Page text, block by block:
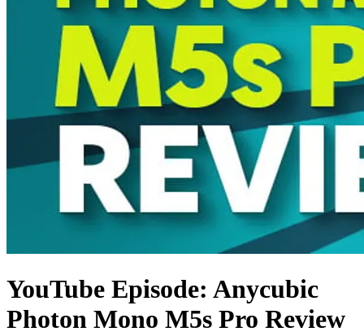
YouTube Episode: Anycubic
Photon Mono M5s Pro Review